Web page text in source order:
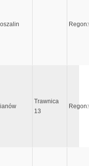
Trawnica
13